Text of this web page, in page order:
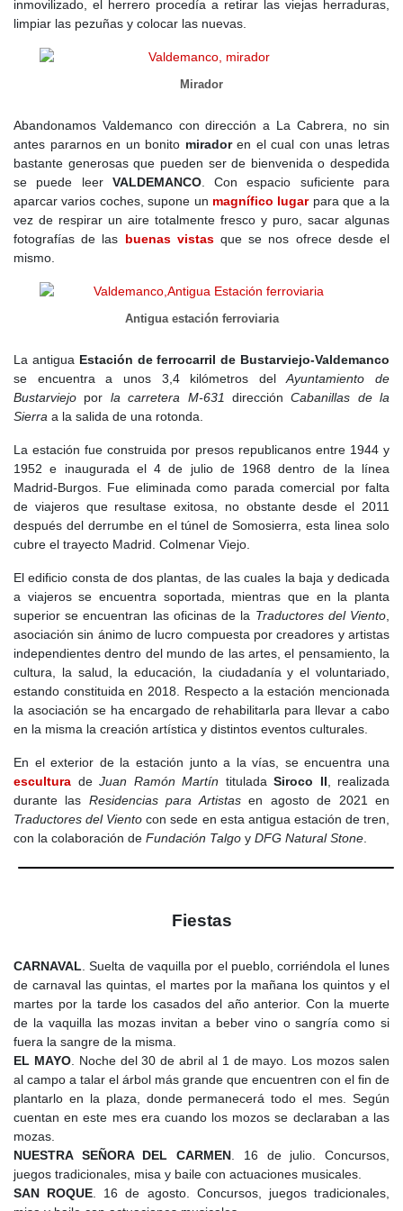
Más allá de la leyenda, los documentos históricos mencionan la
existencia de Valdemanco antes de esta fecha. En 1460, la aldea
aparece en varios pleitos entre los pueblos vecinos de Cabanillas,
tierras. Esto confirma que Valdemanco ya era un caserío
administrativos como religiosos.
Elsiglo XVI, fue un período de consolidación para Valdemanco.
Aunque seguía dependiendo de Bustarviejo, comenzó a
estructurarse como un núcleo más estable. La población
aumentó lentamente, y sus habitantes vivían de la ganadería y la
agricultura de subsistencia. El catastro de Felipe II, realizado en
1575, da cuenta de que el pueblo aún era una aldea modesta, sin
El cambio más importante para la región fue la independencia de
Bustarviejo respecto de Segovia en 1626, pero este proceso tuvo
sus aldeas anejas, luchaba por emanciparse de la autoridad de la
Comunidad de Villa y Tierra de Segovia, lo que influiría en el
futuro de Valdemanco. A nivel económico, el siglo XVI marcó el
comienzo de la explotación organizada de las canteras de
granito, aunque a una escala muy reducida y destinada a la
construcción local. No sería hasta siglos posteriores cuando la
extracción de piedra se convertiría en el motor económico de
Valdemanco.
La iglesia de San Roque y Nuestra Señora del Carmen, aunque
de construcción más tardía, probablemente tuvo su origen en
esta época como una pequeña ermita. Hasta entonces, los
habitantes del pueblo dependían de la parroquia de Bustarviejo
para oficios religiosos y entierros.
En elsiglo XVII,Felipe IVconcedió el título de villa a Bustarviejo
en 1626, que logró independizarse de Segovia junto con sus
aldeas anejas, entre ellas Valdemanco y Navalafuente. Sin
embargo, Valdemanco siguió dependiendo de Bustarviejo en
cuestiones administrativas y eclesiásticas. En 1650, un nuevo
privilegio real confirmó la separación definitiva de Segovia,
consolidando la autonomía de Bustarviejo y sus aldeas. Para
entonces, Valdemanco contaba con 14 vecinos, lo que
equivaldría a unas 50 personas. La economía del lugar se
basaba en la ganadería y la agricultura, aunque la dureza del
terreno limitaba el desarrollo de los cultivos.
A finales delsiglo XVIII, la pequeña comunidad de Valdemanco
y se comenzó a enterrar allí a los fallecidos, en lugar de hacerlo
se hacía hasta entonces.
El siglo XIX, trajo consigo la independencia administrativa de
Valdemanco, un hito que transformó la vida del pueblo. Hasta ese
momento, la aldea estaba supeditada a Bustarviejo en todos los
aspectos, desde la justicia hasta la organización de los bienes
comunales. Sin embargo, la política de reorganización territorial
de España permitió que Valdemanco se convirtiera en municipio
independiente en 1841.
La emancipación no fue sencilla. Durante años, Valdemanco
había pagado tributos a Bustarviejo y dependía de su
ayuntamiento para tomar decisiones sobre el uso de tierras,
pastos y caminos. La separación se formalizó el 7 de enero de
inmovilizado, el herrero procedía a retirar las viejas herraduras,
limpiar las pezuñas y colocar las nuevas.
Mirador
Abandonamos Valdemanco con dirección a La Cabrera, no sin
antes pararnos en un bonito miradoren el cual con unas letras
bastante generosas que pueden ser de bienvenida o despedida
se puede leer VALDEMANCO. Con espacio suficiente para
aparcar varios coches, supone un magnífico lugarpara que a la
vez de respirar un aire totalmente fresco y puro, sacar algunas
fotografías de las buenas vistasque se nos ofrece desde el
mismo.
Antigua estación ferroviaria
La antigua Estación de ferrocarril de Bustarviejo-Valdemanco
se encuentra a unos 3,4 kilómetros delAyuntamiento de
Bustarviejo por la carretera M-631 direcciónCabanillas de la
Sierra a la salida de una rotonda.
La estación fue construida por presos republicanos entre 1944 y
1952 e inaugurada el 4 de julio de 1968 dentro de la línea
Madrid-Burgos. Fue eliminada como parada comercial por falta
de viajeros que resultase exitosa, no obstante desde el 2011
después del derrumbe en el túnel de Somosierra, esta linea solo
cubre el trayecto Madrid. Colmenar Viejo.
El edificio consta de dos plantas, de las cuales la baja y dedicada
a viajeros se encuentra soportada, mientras que en la planta
superior se encuentran las oficinas de la Traductores del Viento,
asociación sin ánimo de lucro compuesta por creadores y artistas
independientes dentro del mundo de las artes, el pensamiento, la
cultura, la salud, la educación, la ciudadanía y el voluntariado,
estando constituida en 2018. Respecto a la estación mencionada
la asociación se ha encargado de rehabilitarla para llevar a cabo
en la misma la creación artística y distintos eventos culturales.
En el exterior de la estación junto a la vías, se encuentra una
escultura de Juan Ramón Martín titulada Siroco II, realizada
durante las Residencias para Artistasen agosto de 2021 en
Traductores del Viento con sede en esta antigua estación de tren,
con la colaboración de Fundación Talgo y DFG Natural Stone.
Fiestas
CARNAVAL . Suelta de vaquilla por el pueblo, corriéndola el lunes
de carnaval las quintas, el martes por la mañana los quintos y el
martes por la tarde los casados del año anterior. Con la muerte
de la vaquilla las mozas invitan a beber vino o sangría como si
fuera la sangre de la misma.
EL MAYO. Noche del 30 de abril al 1 de mayo. Los mozos salen
al campo a talar el árbol más grande que encuentren con el fin de
plantarlo en la plaza, donde permanecerá todo el mes. Según
cuentan en este mes era cuando los mozos se declaraban a las
mozas.
NUESTRA SEÑORA DEL CARMEN . 16 de julio. Concursos,
juegos tradicionales, misa y baile con actuaciones musicales.
SAN ROQUE . 16 de agosto. Concursos, juegos tradicionales,